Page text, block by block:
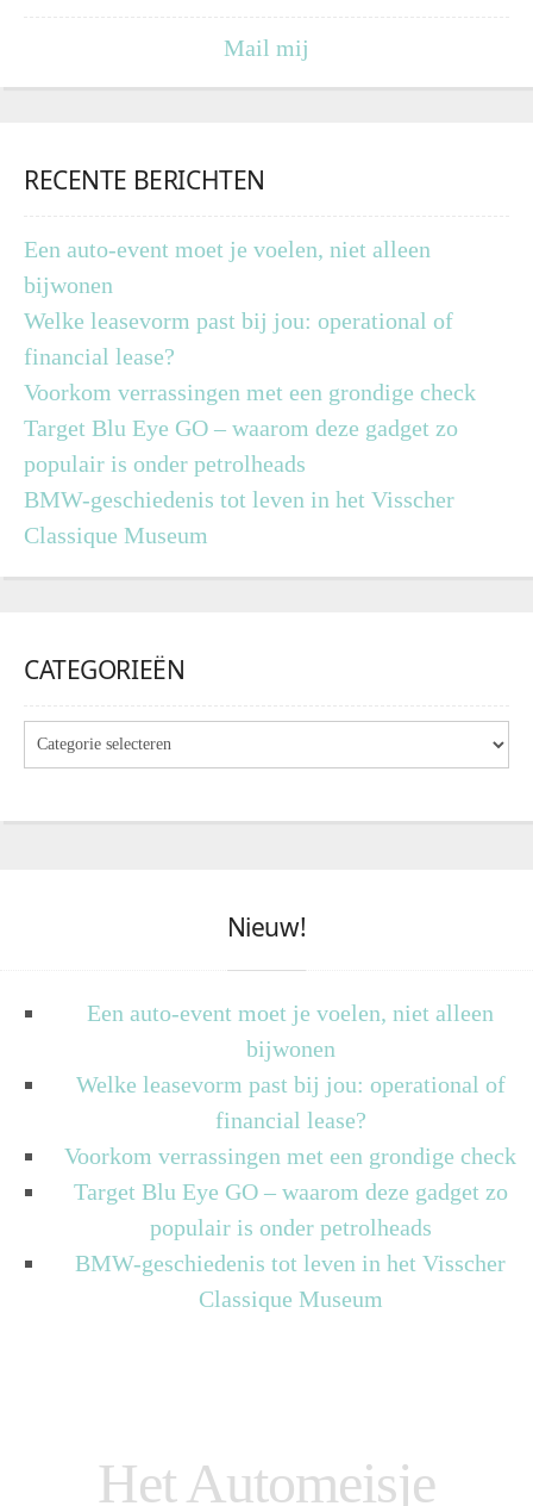
Mail mij
RECENTE BERICHTEN
Een auto-event moet je voelen, niet alleen
bijwonen
Welke leasevorm past bij jou: operational of
financial lease?
Voorkom verrassingen met een grondige check
Target Blu Eye GO – waarom deze gadget zo
populair is onder petrolheads
BMW-geschiedenis tot leven in het Visscher
Classique Museum
CATEGORIEËN
Nieuw!
Een auto-event moet je voelen, niet alleen
bijwonen
Welke leasevorm past bij jou: operational of
financial lease?
Voorkom verrassingen met een grondige check
Target Blu Eye GO – waarom deze gadget zo
populair is onder petrolheads
BMW-geschiedenis tot leven in het Visscher
Classique Museum
Het Automeisje